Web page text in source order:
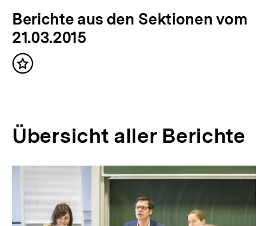
Berichte aus den Sektionen vom
21.03.2015
Inhalt
Übersicht aller Berichte